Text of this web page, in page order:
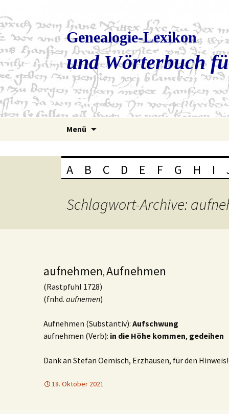
Genealogie-Lexikon
und Wörterbuch
Menü
A B C D E F G H I
Schlagwort-Archive:
aufnehmen, Aufnehmen
(Rastpfuhl 1728)
(fnhd. aufnemen)
Aufnehmen (Substantiv): Aufschwung
aufnehmen (Verb): in die Höhe kommen, gedeihen
Dank an Stefan Oemisch, Erzhausen, für den Hinweis!
18. Oktober 2021